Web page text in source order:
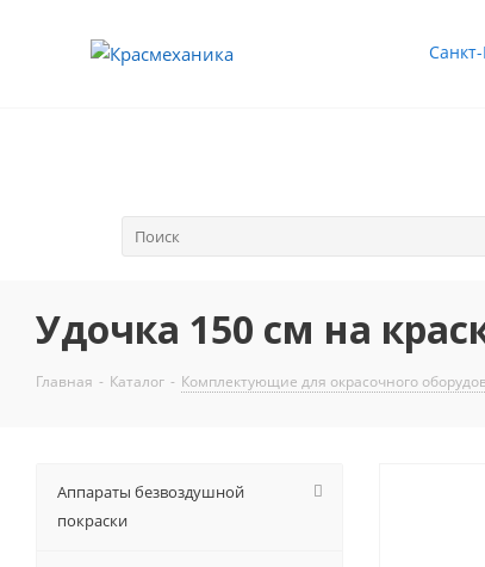
Удочка 150 см на
Главная - Каталог - Комплектующие для окрасочного
Аппараты безвоздушной
покраски